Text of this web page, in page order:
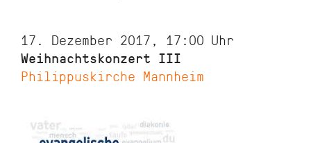
17. Dezember 2017, 17:00 Uhr
Weihnachtskonzert III
Philippuskirche Mannheim